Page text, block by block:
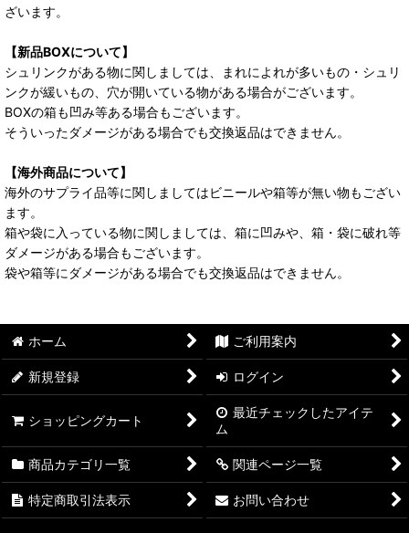
ざいます。
【新品BOXについて】
シュリンクがある物に関しましては、まれによれが多いもの・シュリ
ンクが緩いもの、穴が開いている物がある場合がございます。
BOXの箱も凹み等ある場合もございます。
そういったダメージがある場合でも交換返品はできません。
【海外商品について】
海外のサプライ品等に関しましてはビニールや箱等が無い物もござい
ます。
箱や袋に入っている物に関しましては、箱に凹みや、箱・袋に破れ等
ダメージがある場合もございます。
袋や箱等にダメージがある場合でも交換返品はできません。
ホーム ご利用案内
新規登録 ログイン
ショッピングカート
最近チェックしたアイテ
ム
商品カテゴリ一覧 関連ページ一覧
特定商取引法表示 お問い合わせ